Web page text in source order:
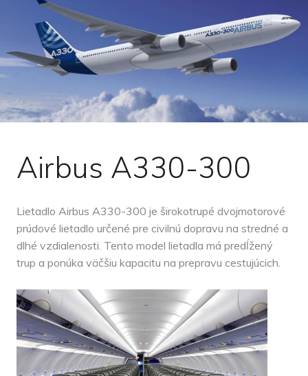
Airbus A330-300
Lietadlo Airbus A330-300 je širokotrupé dvojmotorové
prúdové lietadlo určené pre civilnú dopravu na stredné a
dlhé vzdialenosti. Tento model lietadla má predĺžený
trup a ponúka väčšiu kapacitu na prepravu cestujúcich.